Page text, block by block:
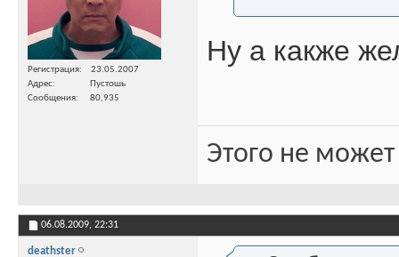
Регистрация
23.05.2007
Адрес
Пустошь
Сообщения
80,935
Ну а какже
Этого не
06.08.2009, 22:31
deathster